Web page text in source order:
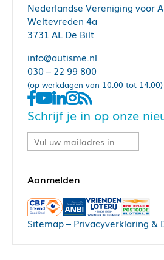
Nederlandse Vereniging voor
Weltevreden 4a
3731 AL De Bilt
info@autisme.nl
030 – 22 99 800
(op werkdagen van 10.00 tot 14.00)
Schrijf je in op onze
Sitemap– Privacyverklaring &